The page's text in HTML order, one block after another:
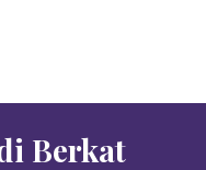
Berkat